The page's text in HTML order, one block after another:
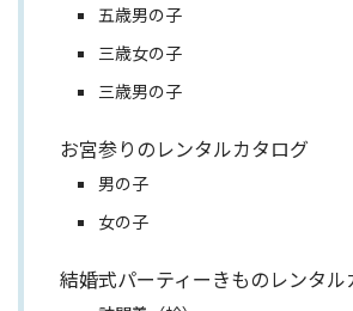
五歳男の子
三歳女の子
三歳男の子
お宮参りのレンタルカタログ
男の子
女の子
結婚式パーティーきものレンタル